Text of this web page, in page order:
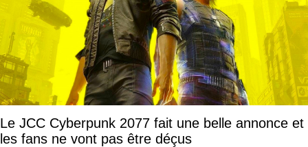
Le JCC Cyberpunk 2077 fait une belle annonce et
les fans ne vont pas être déçus